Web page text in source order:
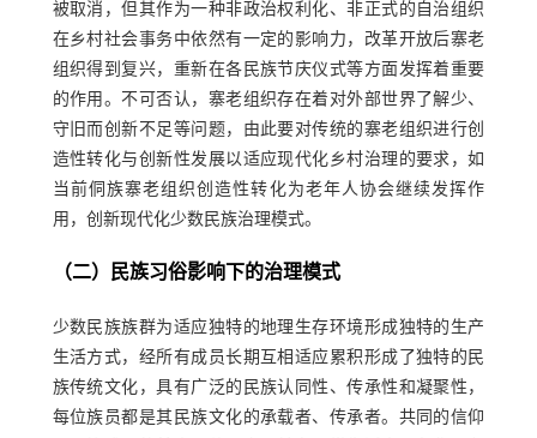
被取消，但其作为一种非政治权利化、非正式的自治组织
在乡村社会事务中依然有一定的影响力，改革开放后寨老
组织得到复兴，重新在各民族节庆仪式等方面发挥着重要
的作用。不可否认，寨老组织存在着对外部世界了解少、
守旧而创新不足等问题，由此要对传统的寨老组织进行创
造性转化与创新性发展以适应现代化乡村治理的要求，如
当前侗族寨老组织创造性转化为老年人协会继续发挥作
用，创新现代化少数民族治理模式。
（二）民族习俗影响下的治理模式
少数民族族群为适应独特的地理生存环境形成独特的生产
生活方式，经所有成员长期互相适应累积形成了独特的民
族传统文化，具有广泛的民族认同性、传承性和凝聚性，
每位族员都是其民族文化的承载者、传承者。共同的信仰